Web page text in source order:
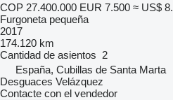
COP 27.400.000 EUR 7.500 ≈ US$
Furgoneta pequeña
2017
174.120 km
Cantidad de asientos 2
España, Cubillas de Santa Marta
Desguaces Velázquez
Contacte con el vendedor